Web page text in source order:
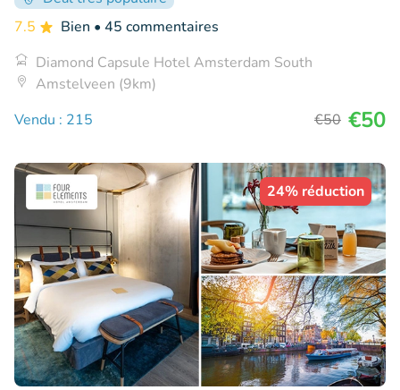
7.5
Bien • 45 commentaires
Diamond Capsule Hotel Amsterdam South
Amstelveen (9km)
Vendu : 215
€50 €50
24% réduction